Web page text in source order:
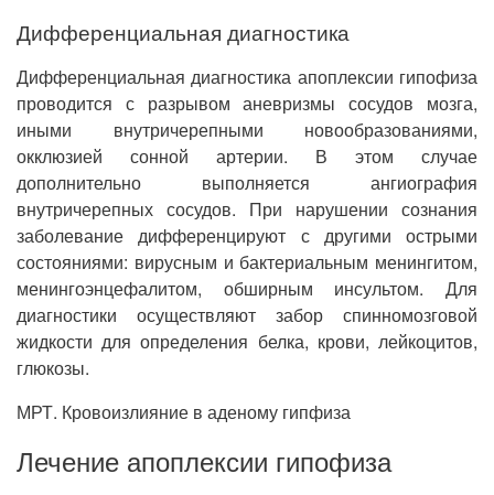
Дифференциальная диагностика
Дифференциальная диагностика апоплексии гипофиза
проводится с разрывом аневризмы сосудов мозга,
иными внутричерепными новообразованиями,
окклюзией сонной артерии. В этом случае
дополнительно выполняется ангиография
внутричерепных сосудов. При нарушении сознания
заболевание дифференцируют с другими острыми
состояниями: вирусным и бактериальным менингитом,
менингоэнцефалитом, обширным инсультом. Для
диагностики осуществляют забор спинномозговой
жидкости для определения белка, крови, лейкоцитов,
глюкозы.
МРТ. Кровоизлияние в аденому гипфиза
Лечение апоплексии гипофиза